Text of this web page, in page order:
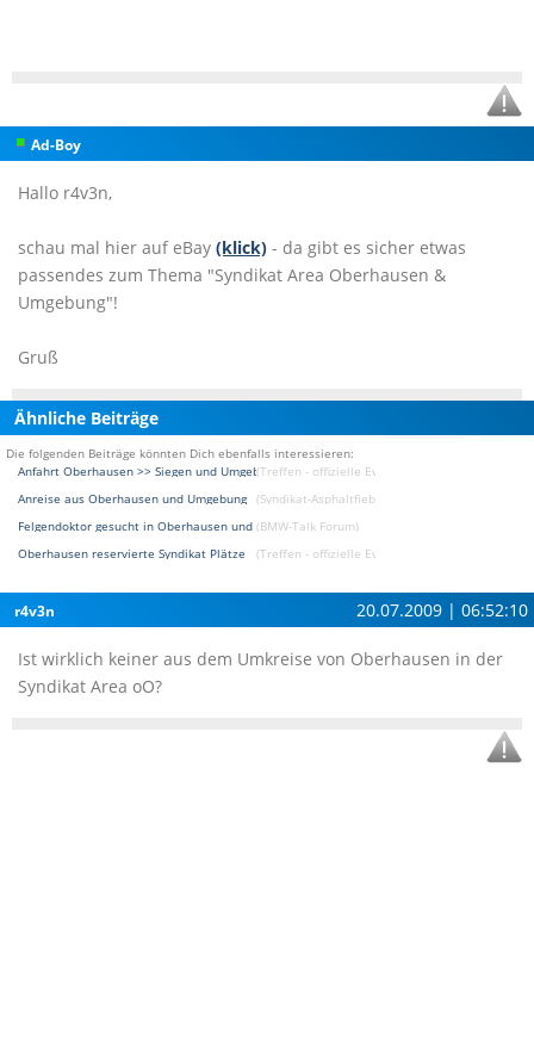
Ad-Boy
Hallo r4v3n,
schau mal hier auf eBay (klick) - da gibt es sicher etwas
passendes zum Thema "Syndikat Area Oberhausen &
Umgebung"!
Gruß
Ähnliche Beiträge
Die folgenden Beiträge könnten Dich ebenfalls interessieren:
Anfahrt Oberhausen >> Siegen und Umgebung(Treffen - offizielle Events Forum)
Anreise aus Oberhausen und Umgebung (Syndikat-Asphaltfieber [DAS BMW Treffen und
Felgendoktor gesucht in Oberhausen und Umgebung
(BMW-Talk Forum)
Oberhausen reservierte Syndikat Plätze
(Treffen - offizielle Events Forum)
r4v3n 20.07.2009 | 06:52:10
Ist wirklich keiner aus dem Umkreise von Oberhausen in der
Syndikat Area oO?